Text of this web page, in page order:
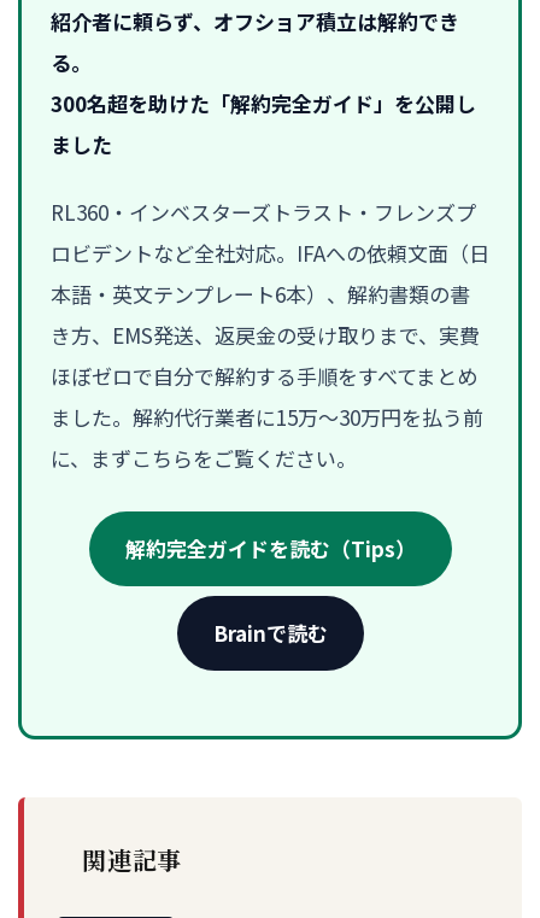
紹介者に頼らず、オフショア積立は解約でき
る。
300名超を助けた「解約完全ガイド」を公開し
ました
RL360・インベスターズトラスト・フレンズプ
ロビデントなど全社対応。IFAへの依頼文面（日
本語・英文テンプレート6本）、解約書類の書
き方、EMS発送、返戻金の受け取りまで、実費
ほぼゼロで自分で解約する手順をすべてまとめ
ました。解約代行業者に15万〜30万円を払う前
に、まずこちらをご覧ください。
解約完全ガイドを読む（Tips）
Brainで読む
関連記事